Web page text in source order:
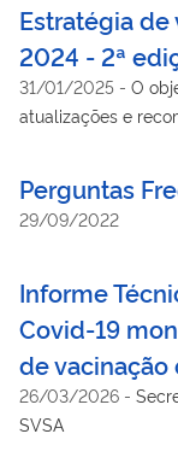
Estratégia de
2024 - 2ª
31/01/2025 - O
atualizações e recomendações sobre as vacinas covid-19 em
Perguntas
29/09/2022
Informe
Covid-19
de vacinação
26/03/2026 -
SVSA